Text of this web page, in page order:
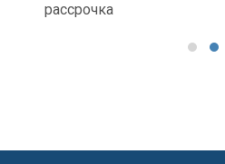
рассрочка